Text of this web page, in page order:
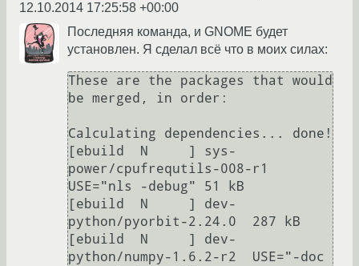
12.10.2014 17:25:58 +00:00
Последняя команда, и GNOME будет
установлен. Я сделал всё что в моих силах:
These are the packages that would
be merged, in order:
Calculating dependencies... done!
[ebuild  N     ] sys-
power/cpufrequtils-008-r1
USE="nls -debug" 51 kB
[ebuild  N     ] dev-
python/pyorbit-2.24.0  287 kB
[ebuild  N     ] dev-
python/numpy-1.6.2-r2  USE="-doc